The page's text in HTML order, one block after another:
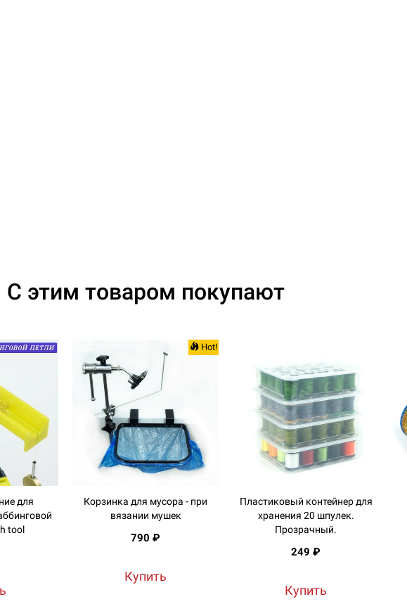
С этим товаром покупают
для
tool
Hot!
Корзинка для мусора - при
вязании мушек
790 ₽
Купить
Пластиковый контейнер для
хранения 20 шпулек.
Прозрачный.
249 ₽
Купить